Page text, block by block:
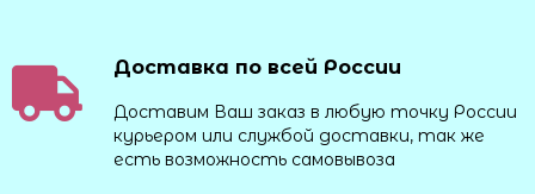
Доставка по всей России
Доставим Ваш заказ в любую точку России
курьером или службой доставки, так же
есть возможность самовывоза